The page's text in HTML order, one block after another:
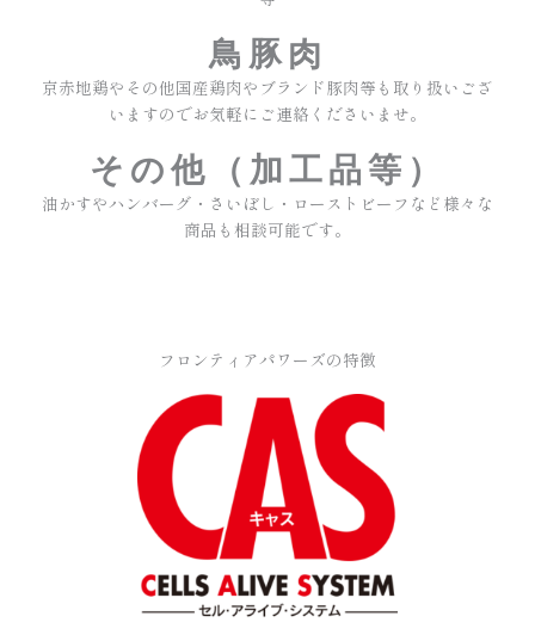
鳥豚肉
京赤地鶏やその他国産鶏肉やブランド豚肉等も取り扱いござ
いますのでお気軽にご連絡くださいませ。
その他（加工品等）
油かすやハンバーグ・さいぼし・ローストビーフなど様々な
商品も相談可能です。
フロンティアパワーズの特徴